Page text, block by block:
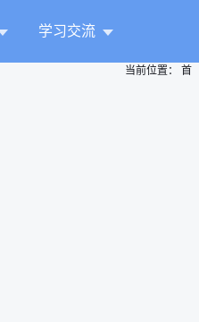
学习交流
当前位置：
首